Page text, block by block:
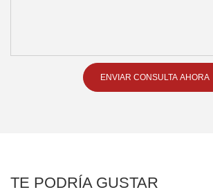
ENVIAR CONSULTA AHORA
TE PODRÍA GUSTAR